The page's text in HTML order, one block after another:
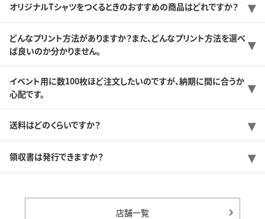
オリジナルTシャツをつくるときのおすすめの商品はどれですか？
どんなプリント方法がありますか？また、どんなプリント方法を選べ
ば良いのか分かりません。
イベント用に数100枚ほど注文したいのですが、納期に間に合うか
心配です。
送料はどのくらいですか？
領収書は発行できますか？
店舗一覧